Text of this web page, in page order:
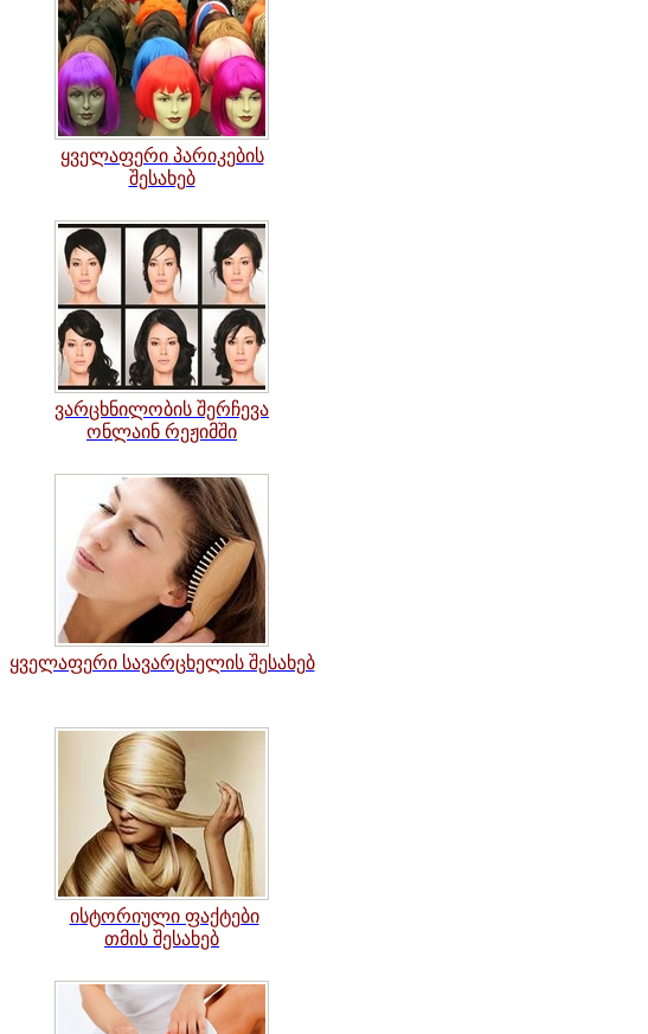
ყველაფერი პარიკების
შესახებ
ვარცხნილობის შერჩევა
ონლაინ რეჟიმში
ყველაფერი სავარცხელის შესახებ
ისტორიული ფაქტები
თმის შესახებ